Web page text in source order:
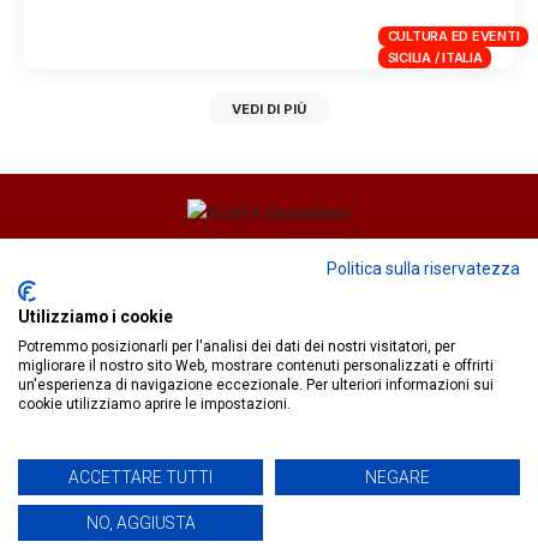
CULTURA ED EVENTI
SICILIA / ITALIA
VEDI DI PIÙ
Fiorella Falci
redazione@ilcaffequotidiano.online
C.F. 92076900858
Chi siamo
Privacy & Cookie Policy
IlCaffèQuotidiano.online è una testata giornalistica registrata
presso il Tribunale di Caltanissetta n.02/2024 del 17/07/2024 |
Realizzato da
Politica sulla riservatezza
Utilizziamo i cookie
Potremmo posizionarli per l'analisi dei dati dei nostri visitatori, per
migliorare il nostro sito Web, mostrare contenuti personalizzati e offrirti
un'esperienza di navigazione eccezionale. Per ulteriori informazioni sui
cookie utilizziamo aprire le impostazioni.
ACCETTARE TUTTI NEGARE
NO, AGGIUSTA